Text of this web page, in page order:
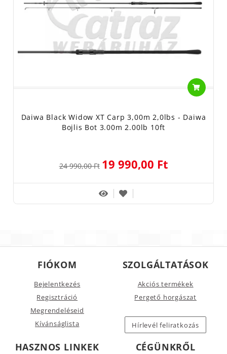
Daiwa Black Widow XT Carp 3,00m 2,0lbs - Daiwa
Bojlis Bot 3.00m 2.00lb 10ft
24 990,00 Ft 19 990,00 Ft
FIÓKOM
Bejelentkezés
Regisztráció
Megrendeléseid
Kívánságlista
SZOLGÁLTATÁSOK
Akciós termékek
Pergető horgászat
Hírlevél feliratkozás
HASZNOS LINKEK CÉGÜNKRŐL